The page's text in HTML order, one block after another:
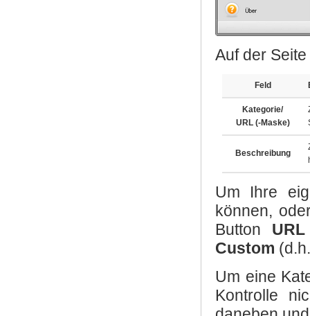
Auf der
Feld
Kategorie/
URL (-Maske)
Beschreibung
Um Ihre
können,
Button
Custom
Um eine
Kontrolle